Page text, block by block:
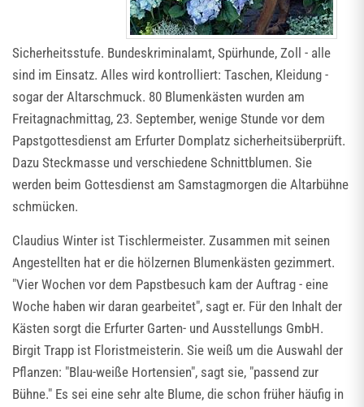
Sicherheitsstufe. Bundeskriminalamt, Spürhunde, Zoll - alle
sind im Einsatz. Alles wird kontrolliert: Taschen, Kleidung -
sogar der Altarschmuck. 80 Blumenkästen wurden am
Freitagnachmittag, 23. September, wenige Stunde vor dem
Papstgottesdienst am Erfurter Domplatz sicherheitsüberprüft.
Dazu Steckmasse und verschiedene Schnittblumen. Sie
werden beim Gottesdienst am Samstagmorgen die Altarbühne
schmücken.
Claudius Winter ist Tischlermeister. Zusammen mit seinen
Angestellten hat er die hölzernen Blumenkästen gezimmert.
"Vier Wochen vor dem Papstbesuch kam der Auftrag - eine
Woche haben wir daran gearbeitet", sagt er. Für den Inhalt der
Kästen sorgt die Erfurter Garten- und Ausstellungs GmbH.
Birgit Trapp ist Floristmeisterin. Sie weiß um die Auswahl der
Pflanzen: "Blau-weiße Hortensien", sagt sie, "passend zur
Bühne." Es sei eine sehr alte Blume, die schon früher häufig in